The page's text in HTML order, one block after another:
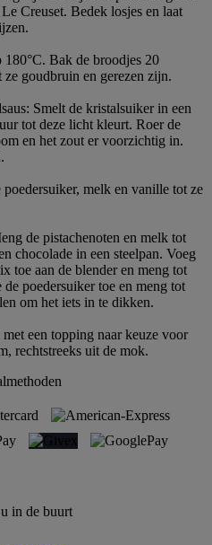
Creuset. Bedek losjes en laat
Bak de broodjes 20
goudbruin en gerezen zijn.
Smelt de kristalsuiker in een
tot deze licht kleurt. Roer de
en het zout er voorzichtig in.
melk en vanille tot ze
de pistachenoten en melk tot
chocolade in een steelpan. Voeg
toe aan de blender en meng tot
poedersuiker toe en meng tot
om het iets in te dikken.
een topping naar keuze voor
rechtstreeks uit de mok.
in de buurt